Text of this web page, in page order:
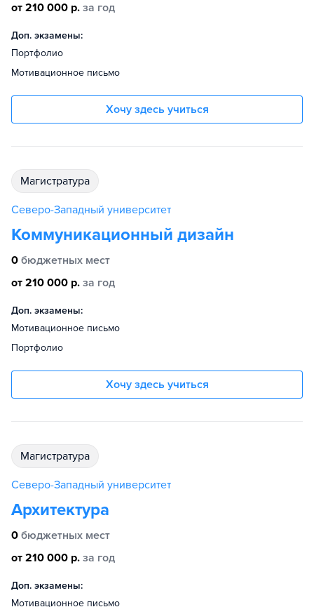
от 210 000 р. за год
Доп. экзамены:
Портфолио
Мотивационное письмо
Хочу здесь учиться
магистратура
Северо-Западный университет
Коммуникационный дизайн
0 бюджетных мест
от 210 000 р. за год
Доп. экзамены:
Мотивационное письмо
Портфолио
Хочу здесь учиться
магистратура
Северо-Западный университет
Архитектура
0 бюджетных мест
от 210 000 р. за год
Доп. экзамены:
Мотивационное письмо